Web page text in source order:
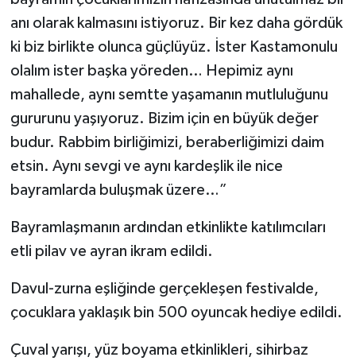
anı olarak kalmasını istiyoruz. Bir kez daha gördük
ki biz birlikte olunca güçlüyüz. İster Kastamonulu
olalım ister başka yöreden… Hepimiz aynı
mahallede, aynı semtte yaşamanın mutluluğunu
gururunu yaşıyoruz. Bizim için en büyük değer
budur. Rabbim birliğimizi, beraberliğimizi daim
etsin. Aynı sevgi ve aynı kardeşlik ile nice
bayramlarda buluşmak üzere…”
Bayramlaşmanın ardından etkinlikte katılımcıları
etli pilav ve ayran ikram edildi.
Davul-zurna eşliğinde gerçekleşen festivalde,
çocuklara yaklaşık bin 500 oyuncak hediye edildi.
Çuval yarışı, yüz boyama etkinlikleri, sihirbaz